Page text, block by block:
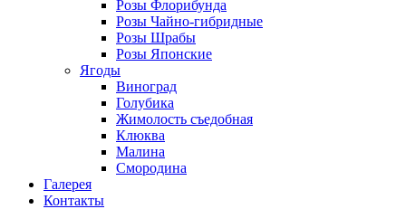
Розы Флорибунда
Розы Чайно-гибридные
Розы Шрабы
Розы Японские
Ягоды
Виноград
Голубика
Жимолость съедобная
Клюква
Малина
Смородина
Галерея
Контакты